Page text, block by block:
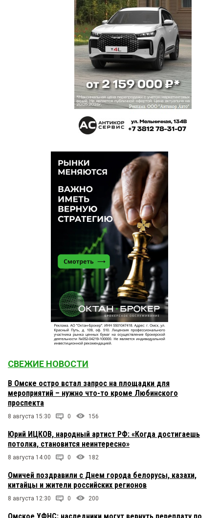
СВЕЖИЕ НОВОСТИ
В Омске остро встал запрос на площадки для
мероприятий – нужно что-то кроме Любинского
проспекта
8 августа 15:30 0 156
Юрий ИЦКОВ, народный артист РФ: «Когда достигаешь
потолка, становится неинтересно»
8 августа 14:00 0 182
Омичей поздравили с Днем города белорусы, казахи,
китайцы и жители российских регионов
8 августа 12:30 0 200